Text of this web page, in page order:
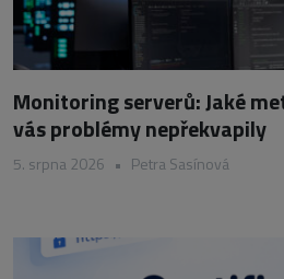
Monitoring serverů: Jaké
vás problémy nepřekvapily
5. srpna 2026 • Petra Sasínová